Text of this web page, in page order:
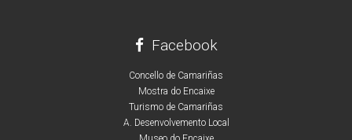
Facebook
Concello de Camariñas
Mostra do Encaixe
Turismo de Camariñas
A. Desenvolvemento Local